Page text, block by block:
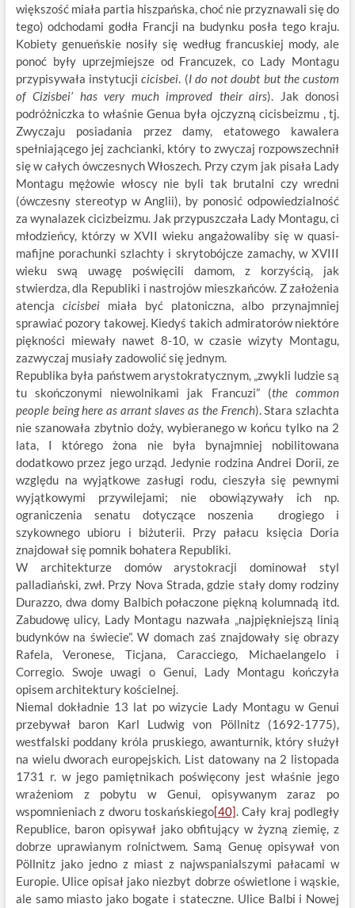
większość miała partia hiszpańska, choć nie przyznawali się do
tego) odchodami godła Francji na budynku posła tego kraju.
Kobiety genueńskie nosiły się według francuskiej mody, ale
ponoć były uprzejmiejsze od Francuzek, co Lady Montagu
przypisywała instytucjicicisbei. (I do not doubt but the custom
of Cizisbei’ has very much improved their airs). Jak donosi
podróżniczka to właśnie Genua była ojczyzną cicisbeizmu , tj.
Zwyczaju posiadania przez damy, etatowego kawalera
spełniającego jej zachcianki, który to zwyczaj rozpowszechnił
się w całych ówczesnych Włoszech. Przy czym jak pisała Lady
Montagu mężowie włoscy nie byli tak brutalni czy wredni
(ówczesny stereotyp w Anglii), by ponosić odpowiedzialność
za wynalazek cicizbeizmu. Jak przypuszczała Lady Montagu, ci
młodzieńcy, którzy w XVII wieku angażowaliby się w quasi-
mafijne porachunki szlachty i skrytobójcze zamachy, w XVIII
wieku swą uwagę poświęcili damom, z korzyścią, jak
stwierdza, dla Republiki i nastrojów mieszkańców. Z założenia
atencja cicisbeimiała być platoniczna, albo przynajmniej
sprawiać pozory takowej. Kiedyś takich admiratorów niektóre
piękności miewały nawet 8-10, w czasie wizyty Montagu,
zazwyczaj musiały zadowolić się jednym.
Republika była państwem arystokratycznym, „zwykli ludzie są
tu skończonymi niewolnikami jak Francuzi” (the common
people being here as arrant slaves as the French). Stara szlachta
nie szanowała zbytnio doży, wybieranego w końcu tylko na 2
lata, I którego żona nie była bynajmniej nobilitowana
dodatkowo przez jego urząd. Jedynie rodzina Andrei Dorii, ze
względu na wyjątkowe zasługi rodu, cieszyła się pewnymi
wyjątkowymi przywilejami; nie obowiązywały ich np.
ograniczenia senatu dotyczące noszenia drogiego i
szykownego ubioru i biżuterii. Przy pałacu księcia Doria
znajdował się pomnik bohatera Republiki.
W architekturze domów arystokracji dominował styl
palladiański, zwł. Przy Nova Strada, gdzie stały domy rodziny
Durazzo, dwa domy Balbich połaczone piękną kolumnadą itd.
Zabudowę ulicy, Lady Montagu nazwała „najpiękniejszą linią
budynków na świecie”. W domach zaś znajdowały się obrazy
Rafela, Veronese, Ticjana, Caracciego, Michaelangelo i
Corregio. Swoje uwagi o Genui, Lady Montagu kończyła
opisem architektury kościelnej.
Niemal dokładnie 13 lat po wizycie Lady Montagu w Genui
przebywał baron Karl Ludwig von Pöllnitz (1692-1775),
westfalski poddany króla pruskiego, awanturnik, który służył
na wielu dworach europejskich. List datowany na 2 listopada
1731 r. w jego pamiętnikach poświęcony jest właśnie jego
wrażeniom z pobytu w Genui, opisywanym zaraz po
wspomnieniach z dworu toskańskiego[40]. Cały kraj podległy
Republice, baron opisywał jako obfitujący w żyzną ziemię, z
dobrze uprawianym rolnictwem. Samą Genuę opisywał von
Pöllnitz jako jedno z miast z najwspanialszymi pałacami w
Europie. Ulice opisał jako niezbyt dobrze oświetlone i wąskie,
ale samo miasto jako bogate i stateczne. Ulice Balbi i Nowej